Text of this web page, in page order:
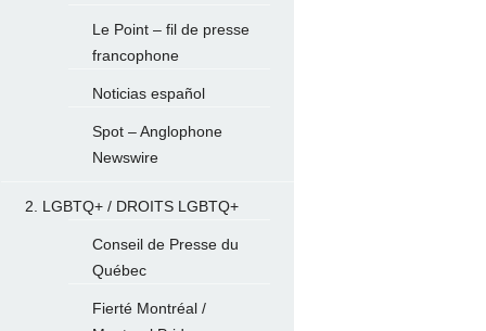
Le Point – fil de presse
francophone
Noticias español
Spot – Anglophone
Newswire
2. LGBTQ+ / DROITS LGBTQ+
Conseil de Presse du
Québec
Fierté Montréal /